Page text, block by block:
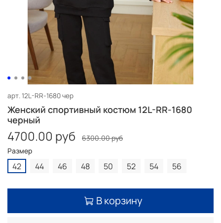
арт. 12L-RR-1680 чер
Женский спортивный костюм 12L-RR-1680
черный
4700.00 руб
6300.00 руб
Размер
42 44 46 48 50 52 54 56
В корзину